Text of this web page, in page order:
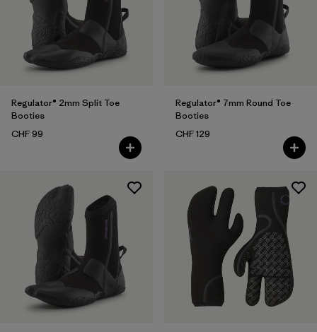
Regulator® 2mm Split Toe
Booties
CHF 99
Regulator® 7mm Round Toe
Booties
CHF 129